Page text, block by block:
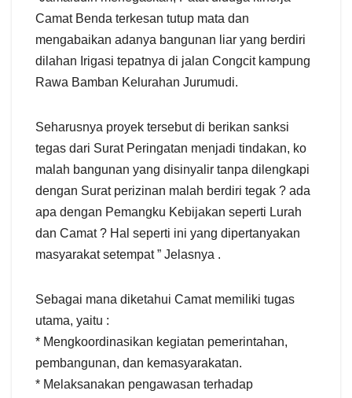
Camat Benda terkesan tutup mata dan
mengabaikan adanya bangunan liar yang berdiri
dilahan Irigasi tepatnya di jalan Congcit kampung
Rawa Bamban Kelurahan Jurumudi.
Seharusnya proyek tersebut di berikan sanksi
tegas dari Surat Peringatan menjadi tindakan, ko
malah bangunan yang disinyalir tanpa dilengkapi
dengan Surat perizinan malah berdiri tegak ? ada
apa dengan Pemangku Kebijakan seperti Lurah
dan Camat ? Hal seperti ini yang dipertanyakan
masyarakat setempat ” Jelasnya .
Sebagai mana diketahui Camat memiliki tugas
utama, yaitu :
* Mengkoordinasikan kegiatan pemerintahan,
pembangunan, dan kemasyarakatan.
* Melaksanakan pengawasan terhadap